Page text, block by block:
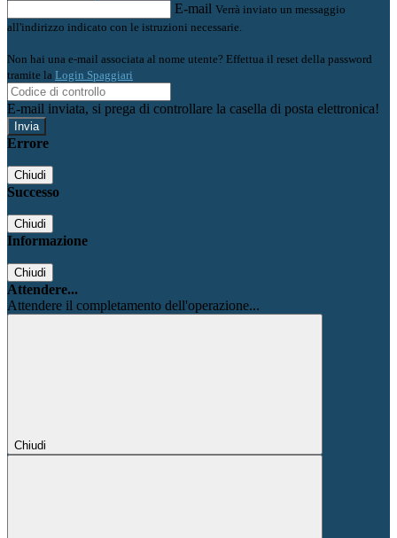
E-mail Verrà inviato un messaggio
all'indirizzo indicato con le istruzioni necessarie.
Non hai una e-mail associata al nome utente? Effettua il reset della password
tramite la Login Spaggiari
E-mail inviata, si prega di controllare la casella di posta elettronica!
Errore
Chiudi
Successo
Chiudi
Informazione
Chiudi
Attendere...
Attendere il completamento dell'operazione...
Chiudi